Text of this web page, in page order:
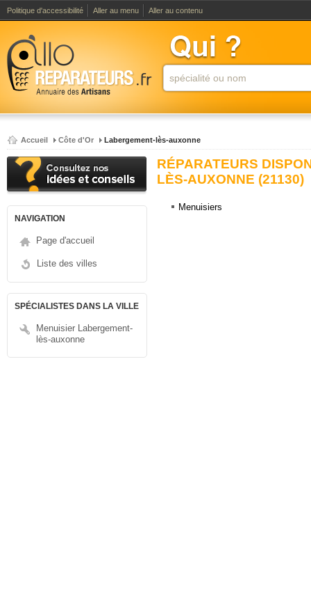
Politique d'accessibilité Aller au menu Aller au contenu
Accueil Côte d'Or Labergement-lès-auxonne
NAVIGATION
Page d'accueil
Liste des villes
SPÉCIALISTES DANS LA VILLE
Menuisier Labergement-
lès-auxonne
RÉPARATEURS
LÈS-AUXONNE (21130)
Menuisiers